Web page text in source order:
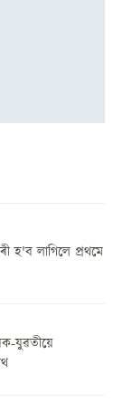
হ'ব লাগিলে প্ৰথমে
যুৱতীয়ে